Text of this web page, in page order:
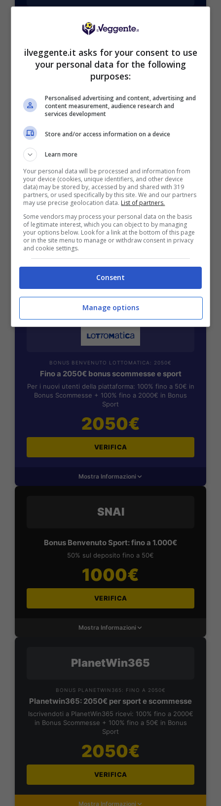
Bonus 50€ SENZA deposito + fino a 50€ di
Bonus 50€ senza deposito sport + fino a 50€ di
bonus rimborso sul primo deposito
200€
VERIFICA
Mostra Informazioni
BONUS BENVENUTO GOLDBET: 2.050€
Fino a 2050€ sport e casino
Per i nuovi registrati: 100% fino a 2.000€ in Bonus
Scommesse + 50% del primo deposito fino a 50€
2050€
Mostra Informazioni
BONUS BENVENUTO LOTTOMATICA: 2050€
Fino a 2050€ bonus scommesse e sport
Per i nuovi utenti della piattaforma: 100% fino a 50€ in
Bonus Scommesse + 100% fino a 2000€ in Bonus
Sport
2050€
VERIFICA
Mostra Informazioni
SNAI
Bonus Benvenuto Sport: fino a 1.000€
50% sul deposito fino a 50€
1000€
VERIFICA
Mostra Informazioni
PlanetWin365
BONUS PLANETWIN365: FINO A 2050€
Planetwin365: 2050€ per sport e scommesse
Iscrivendoti a PlanetWin365 ricevi: 100% fino a 2000€
in Bonus Scommesse + 100% fino a 50€ in Bonus
Sport
2050€
VERIFICA
Mostra Informazioni
ilveggente.it asks for your consent to use
your personal data for the following
purposes:
Personalised advertising and content, advertising and
content measurement, audience research and
services development
Store and/or access information on a device
Learn more
Your personal data will be processed and information from
your device (cookies, unique identifiers, and other device
data) may be stored by, accessed by and shared with 319
partners, or used specifically by this site. We and our partners
may use precise geolocation data. List of partners.
Some vendors may process your personal data on the basis
of legitimate interest, which you can object to by managing
your options below. Look for a link at the bottom of this page
or in the site menu to manage or withdraw consent in privacy
and cookie settings.
Consent
Manage options